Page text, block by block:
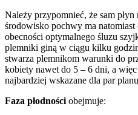
Należy przypomnieć, że sam
środowisko pochwy ma
obecności optymalnego śluzu
plemniki giną w ciągu kilku
stwarza plemnikom warunki do
kobiety nawet do 5 – 6 dni, a
najbardziej wskazane dla par
Faza płodności obejmuje: